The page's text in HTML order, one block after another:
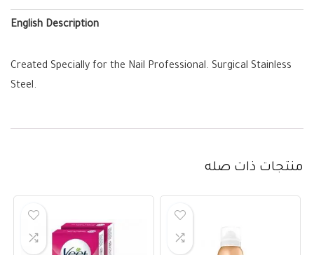
English Description
Created Specially for the Nail Professional. Surgical Stainless
Steel.
منتجات ذات صله